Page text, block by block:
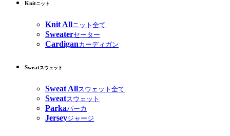
Knitニット
Knit Allニット全て
Sweaterセーター
Cardiganカーディガン
Sweatスウェット
Sweat Allスウェット全て
Sweatスウェット
Parkaパーカ
Jerseyジャージ